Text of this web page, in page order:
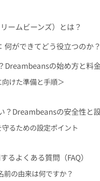
ームビーンズ）とは？
ができてどう役立つのか？
Dreambeansの始め方と料
けた準備と手順＞
？Dreambeansの安全性と
るための設定ポイント
るよくある質問（FAQ）
の由来は何ですか？